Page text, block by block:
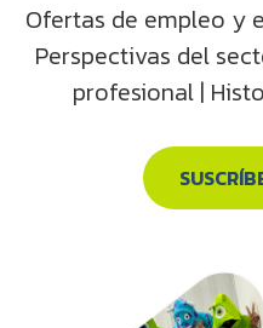
Ofertas de empleo y
Perspectivas del
profesional |